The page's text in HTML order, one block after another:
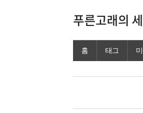
푸른고래의
홈 태그